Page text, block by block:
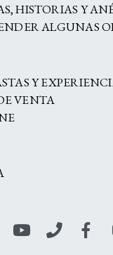
HISTORIAS Y
ALGUNAS
Y
VENTA